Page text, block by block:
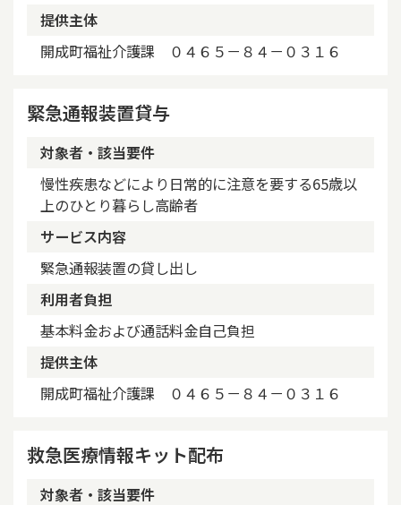
提供主体
開成町福祉介護課 ０４６５－８４－０３１６
緊急通報装置貸与
対象者・該当要件
慢性疾患などにより日常的に注意を要する65歳以
上のひとり暮らし高齢者
サービス内容
緊急通報装置の貸し出し
利用者負担
基本料金および通話料金自己負担
提供主体
開成町福祉介護課 ０４６５－８４－０３１６
救急医療情報キット配布
対象者・該当要件